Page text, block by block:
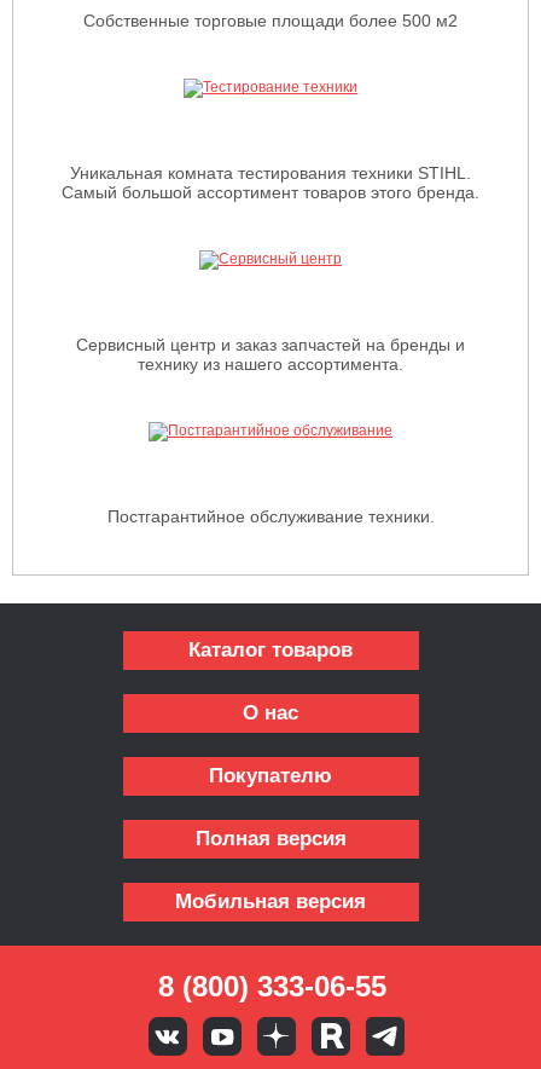
Собственные торговые площади более 500 м2
Уникальная комната тестирования техники STIHL.
Самый большой ассортимент товаров этого бренда.
Сервисный центр и заказ запчастей на бренды и
технику из нашего ассортимента.
Постгарантийное обслуживание техники.
Каталог товаров
О нас
Покупателю
Полная версия
Мобильная версия
8 (800) 333-06-55